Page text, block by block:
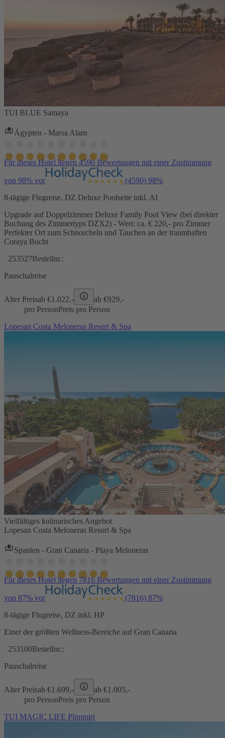
TUI BLUE Samaya
Ägypten - Marsa Alam
Für dieses Hotel liegen 4590 Bewertungen mit einer Zustimmung
von 98% vor (4590) 98%
8-tägige Flugreise, DZ Deluxe Poolseite inkl. AI
Upgrade auf Doppelzimmer Deluxe Family Pool View (bei direkter
Buchung des Zimmertyps DZX2) - Wert: ca. € 220,- pro Zimmer
Perfekter Ort zum Schnorcheln und Tauchen an der traumhaften
Coraya Bucht
253527Bestellnr.:
Pauschalreise
Alter Preisab €1.022,- ab €929,-
pro PersonPreis pro Person
Lopesan Costa Meloneras Resort & Spa
Vielfältiges kulinarisches Angebot
Lopesan Costa Meloneras Resort & Spa
Spanien - Gran Canaria - Playa Meloneras
Für dieses Hotel liegen 7816 Bewertungen mit einer Zustimmung
von 87% vor (7816) 87%
8-tägige Flugreise, DZ inkl. HP
Einer der größten Wellness-Bereiche auf Gran Canaria
253100Bestellnr.:
Pauschalreise
Alter Preisab €1.699,- ab €1.005,-
pro PersonPreis pro Person
TUI MAGIC LIFE Plimmiri